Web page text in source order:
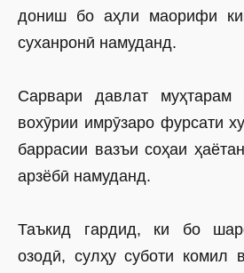
дониш бо аҳли маорифи
суханронӣ намуданд.
Сарвари давлат
вохӯрии имрӯзаро фурсати
баррасии вазъи соҳаи
арзёбӣ намуданд.
Таъкид гардид, ки бо
озодӣ, сулҳу суботи комил